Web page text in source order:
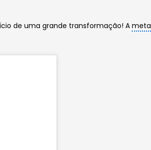
de uma grande transformação! Ameta